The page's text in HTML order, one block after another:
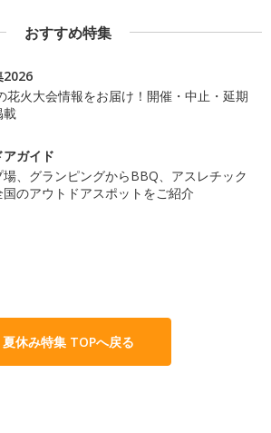
おすすめ特集
2026
花火大会情報をお届け！開催・中止・延期
載
ガイド
場、グランピングからBBQ、アスレチック
国のアウトドアスポットをご紹介
夏休み特集 TOPへ戻る